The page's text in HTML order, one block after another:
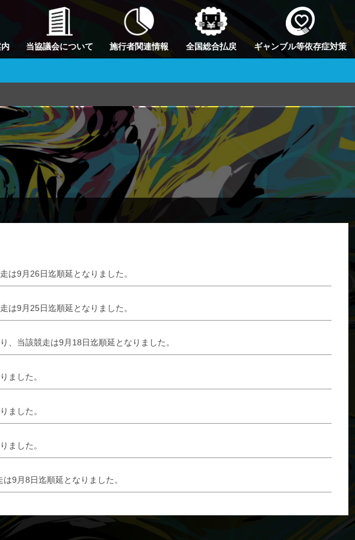
当協議会について 施行者関連情報 全国総合払戻 ギャンブル等依存症対策
は9月26日迄順延となりました。
は9月25日迄順延となりました。
、当該競走は9月18日迄順延となりました。
ました。
ました。
ました。
9月8日迄順延となりました。